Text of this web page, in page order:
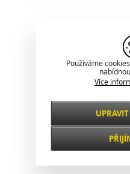
Používáme
Více
Nezbytné
VŽDY AKTIVNÍ
Funkční a